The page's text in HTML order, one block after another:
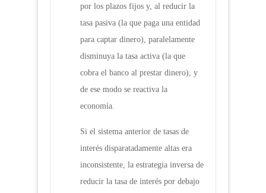
por los plazos fijos y, al reducir la
tasa pasiva (la que paga una entidad
para captar dinero), paralelamente
disminuya la tasa activa (la que
cobra el banco al prestar dinero), y
de ese modo se reactiva la
economía.
Si el sistema anterior de tasas de
interés disparatadamente altas era
inconsistente, la estrategia inversa de
reducir la tasa de interés por debajo